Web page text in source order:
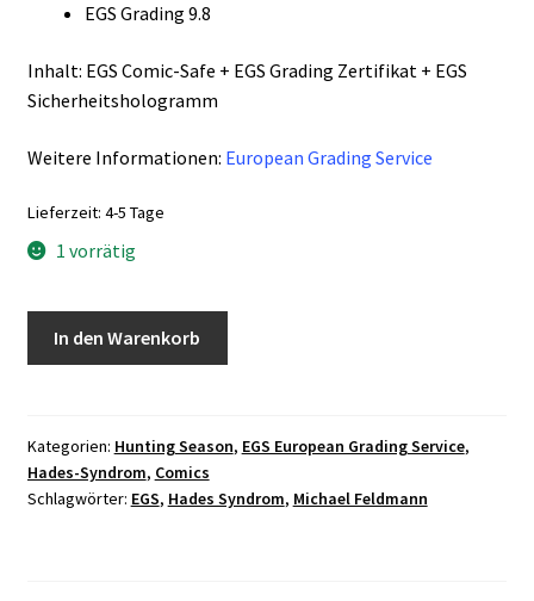
EGS Grading 9.8
Inhalt: EGS Comic-Safe + EGS Grading Zertifikat + EGS
Sicherheitshologramm
Weitere Informationen: European Grading Service
Lieferzeit: 4-5 Tage
1 vorrätig
Season
I
Teil
In den Warenkorb
Kategorien: Hunting Season, EGS European Grading Service,
Hades-Syndrom, Comics
Schlagwörter: EGS, Hades Syndrom, Michael Feldmann